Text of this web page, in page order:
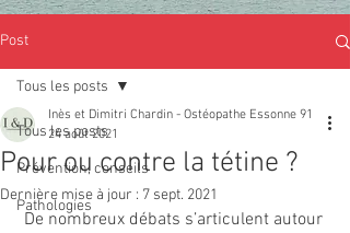
Post
Tous les posts
Prévention, conseils
Pathologies
Tous les posts
Pour ou contre la tétine ?
Inès et Dimitri Chardin - Ostéopathe Essonne 91
24 août 2021
Dernière mise à jour : 7 sept. 2021
De nombreux débats s’articulent autour